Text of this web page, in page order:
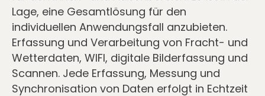
Lage, eine Gesamtlösung für den
individuellen Anwendungsfall anzubieten.
Erfassung und Verarbeitung von Fracht- und
Wetterdaten, WIFI, digitale Bilderfassung und
Scannen. Jede Erfassung, Messung und
Synchronisation von Daten erfolgt in Echtzeit